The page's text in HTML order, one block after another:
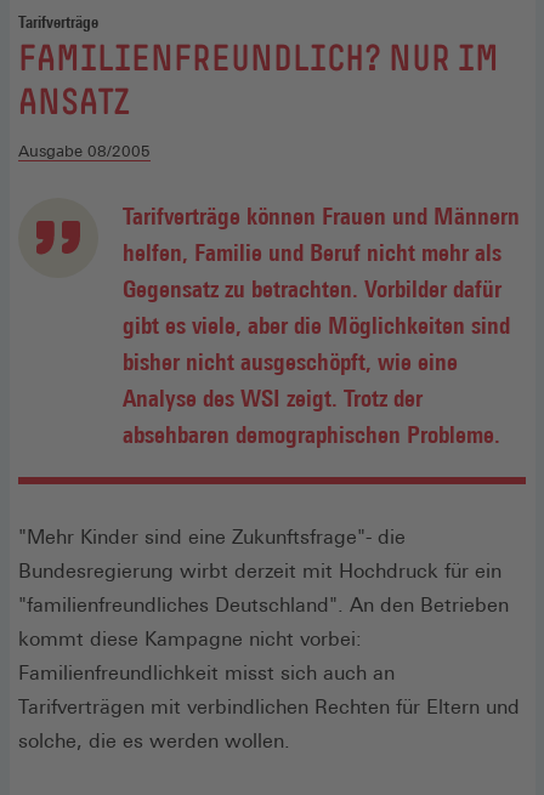
Tarifverträge
:
FAMILIENFREUNDLICH? NUR IM
ANSATZ
Ausgabe 08/2005
Tarifverträge können Frauen und Männern
helfen, Familie und Beruf nicht mehr als
Gegensatz zu betrachten. Vorbilder dafür
gibt es viele, aber die Möglichkeiten sind
bisher nicht ausgeschöpft, wie eine
Analyse des WSI zeigt. Trotz der
absehbaren demographischen Probleme.
"Mehr Kinder sind eine Zukunftsfrage"- die
Bundesregierung wirbt derzeit mit Hochdruck für ein
"familienfreundliches Deutschland". An den Betrieben
kommt diese Kampagne nicht vorbei:
Familienfreundlichkeit misst sich auch an
Tarifverträgen mit verbindlichen Rechten für Eltern und
solche, die es werden wollen.